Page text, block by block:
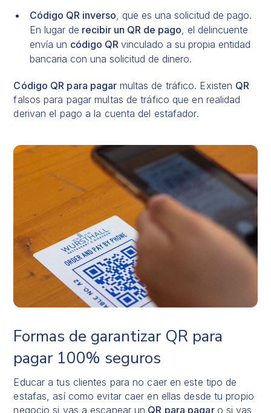
Código QR inverso , que es una solicitud de pago.
En lugar de recibir un QR de pago , el delincuente
envía un código QRvinculado a su propia entidad
bancaria con una solicitud de dinero.
Código QR para pagar multas de tráfico. Existen QR
falsos para pagar multas de tráfico que en realidad
derivan el pago a la cuenta del estafador.
Formas de garantizar QR para
pagar 100% seguros
Educar a tus clientes para no caer en este tipo de
estafas, así como evitar caer en ellas desde tu propio
negocio si vas a escanear un QR para pagar o si vas